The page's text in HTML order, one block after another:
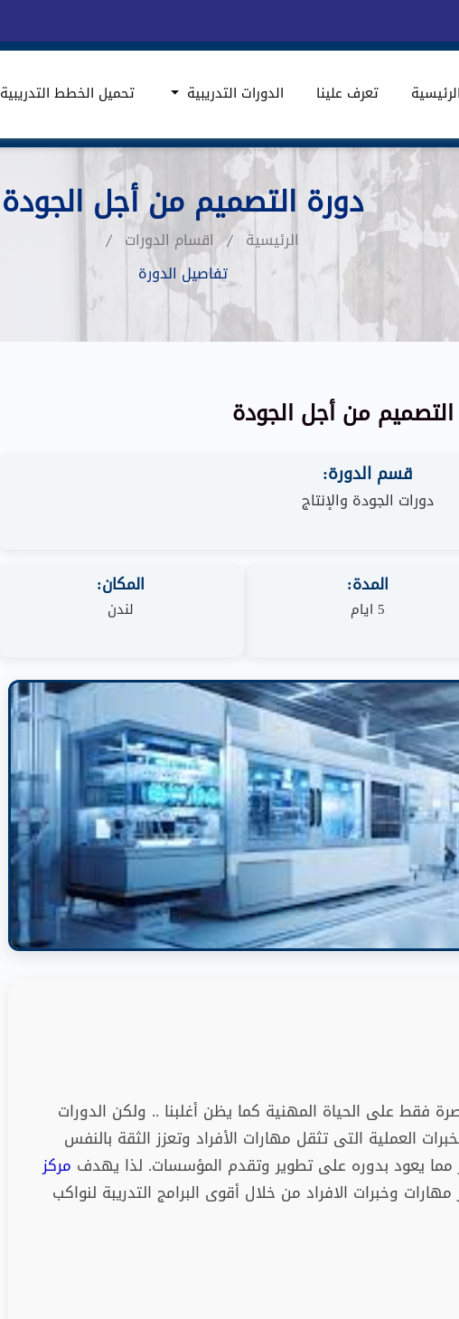
الرئيسية تعرف علينا الدورات التدريبية تحميل الخطط التدريبية
دورة التصميم من أجل الجودة
الرئيسية
اقسام الدورات
تفاصيل الدورة
من أجل الجودة
قسم الدورة:
دورات الجودة والإنتاج
المدة:
5 ايام
المكان:
لندن
فقط على الحياة المهنية كما يظن أغلبنا .. ولكن الدورات
العملية التى تثقل مهارات الأفراد وتعزز الثقة بالنفس
يعود بدوره على تطوير وتقدم المؤسسات. لذا يهدف مركز
مهارات وخبرات الافراد من خلال أقوى البرامج التدريبة لنواكب